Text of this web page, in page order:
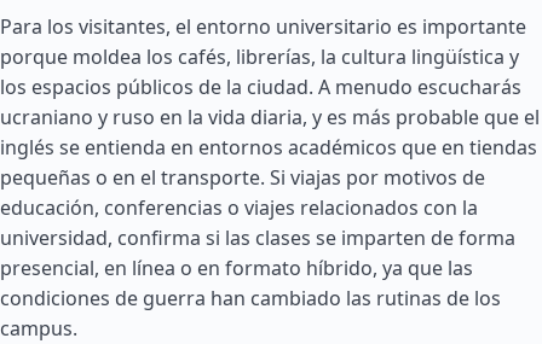
Para los visitantes, el entorno universitario es importante
porque moldea los cafés, librerías, la cultura lingüística y
los espacios públicos de la ciudad. A menudo escucharás
ucraniano y ruso en la vida diaria, y es más probable que el
inglés se entienda en entornos académicos que en tiendas
pequeñas o en el transporte. Si viajas por motivos de
educación, conferencias o viajes relacionados con la
universidad, confirma si las clases se imparten de forma
presencial, en línea o en formato híbrido, ya que las
condiciones de guerra han cambiado las rutinas de los
campus.